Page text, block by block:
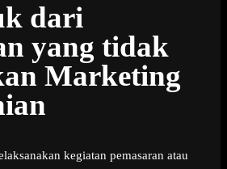
dari
yang tidak
Marketing
kegiatan pemasaran atau